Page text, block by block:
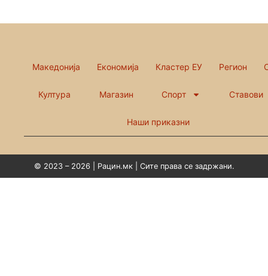
Македонија Економија Кластер ЕУ Регион
Култура Магазин Спорт Ставови
Наши приказни
© 2023 – 2026 | Рацин.мк | Сите права се задржани.